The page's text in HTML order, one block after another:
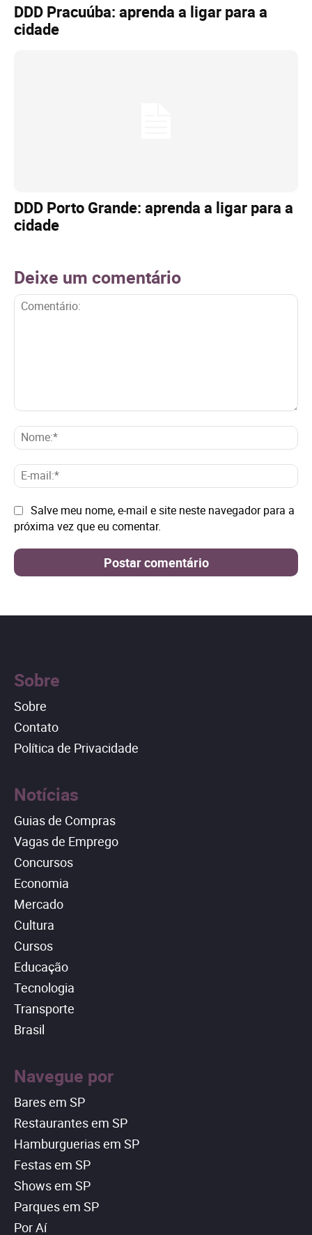
DDD Pracuúba: aprenda a ligar para a
cidade
DDD Porto Grande: aprenda a ligar para a
cidade
Deixe um comentário
E-
Site: Salve meu nome, e-mail e site neste navegador para a
próxima vez que eu comentar.
Sobre
Sobre
Contato
Política de Privacidade
Notícias
Guias de Compras
Vagas de Emprego
Concursos
Economia
Mercado
Cultura
Cursos
Educação
Tecnologia
Transporte
Brasil
Navegue por
Bares em SP
Restaurantes em SP
Hamburguerias em SP
Festas em SP
Shows em SP
Parques em SP
Por Aí